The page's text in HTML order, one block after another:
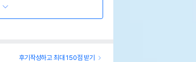
후기작성하고 최대 150점 받기